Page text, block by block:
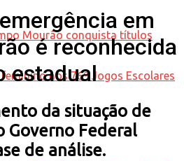
em
é reconhecida
estadual
da situação de
Governo Federal
de análise.